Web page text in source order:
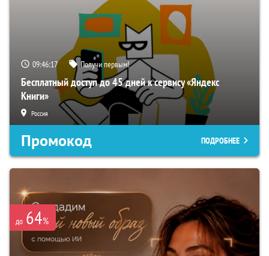
09:46:16 Получи первым!
Бесплатный доступ до 45 дней к сервису «Яндекс
Книги»
Россия
Промокод ПОДРОБНЕЕ
до 64%